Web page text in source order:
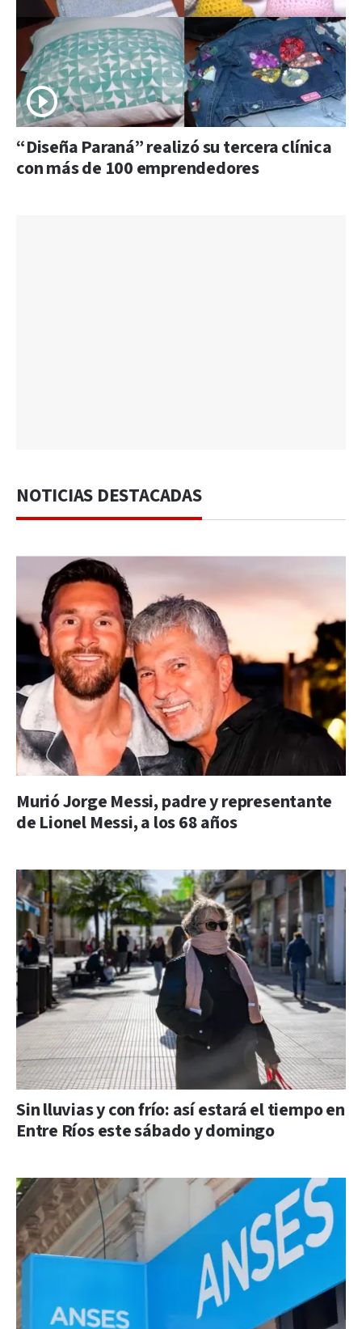
“Diseña Paraná” realizó su tercera clínica
con más de 100 emprendedores
NOTICIAS DESTACADAS
Murió Jorge Messi, padre y representante
de Lionel Messi, a los 68 años
Sin lluvias y con frío: así estará el tiempo en
Entre Ríos este sábado y domingo